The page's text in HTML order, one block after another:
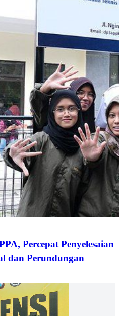
Percepat Penyelesaian
dan Perundungan